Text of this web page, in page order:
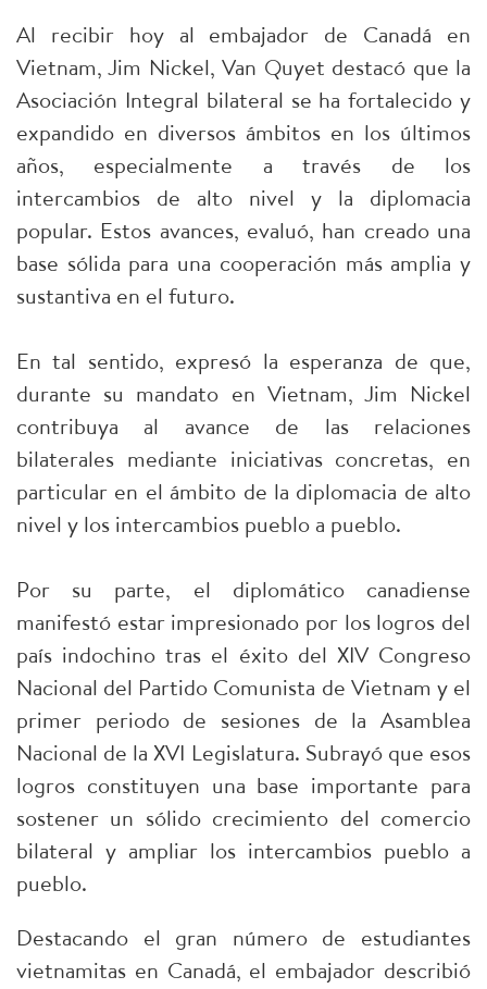
Al recibir hoy al embajador de Canadá en
Vietnam, Jim Nickel, Van Quyet destacó que la
Asociación Integral bilateral se ha fortalecido y
expandido en diversos ámbitos en los últimos
años, especialmente a través de los
intercambios de alto nivel y la diplomacia
popular. Estos avances, evaluó, han creado una
base sólida para una cooperación más amplia y
sustantiva en el futuro.
En tal sentido, expresó la esperanza de que,
durante su mandato en Vietnam, Jim Nickel
contribuya al avance de las relaciones
bilaterales mediante iniciativas concretas, en
particular en el ámbito de la diplomacia de alto
nivel y los intercambios pueblo a pueblo.
Por su parte, el diplomático canadiense
manifestó estar impresionado por los logros del
país indochino tras el éxito del XIV Congreso
Nacional del Partido Comunista de Vietnam y el
primer periodo de sesiones de la Asamblea
Nacional de la XVI Legislatura. Subrayó que esos
logros constituyen una base importante para
sostener un sólido crecimiento del comercio
bilateral y ampliar los intercambios pueblo a
pueblo.
Destacando el gran número de estudiantes
vietnamitas en Canadá, el embajador describió